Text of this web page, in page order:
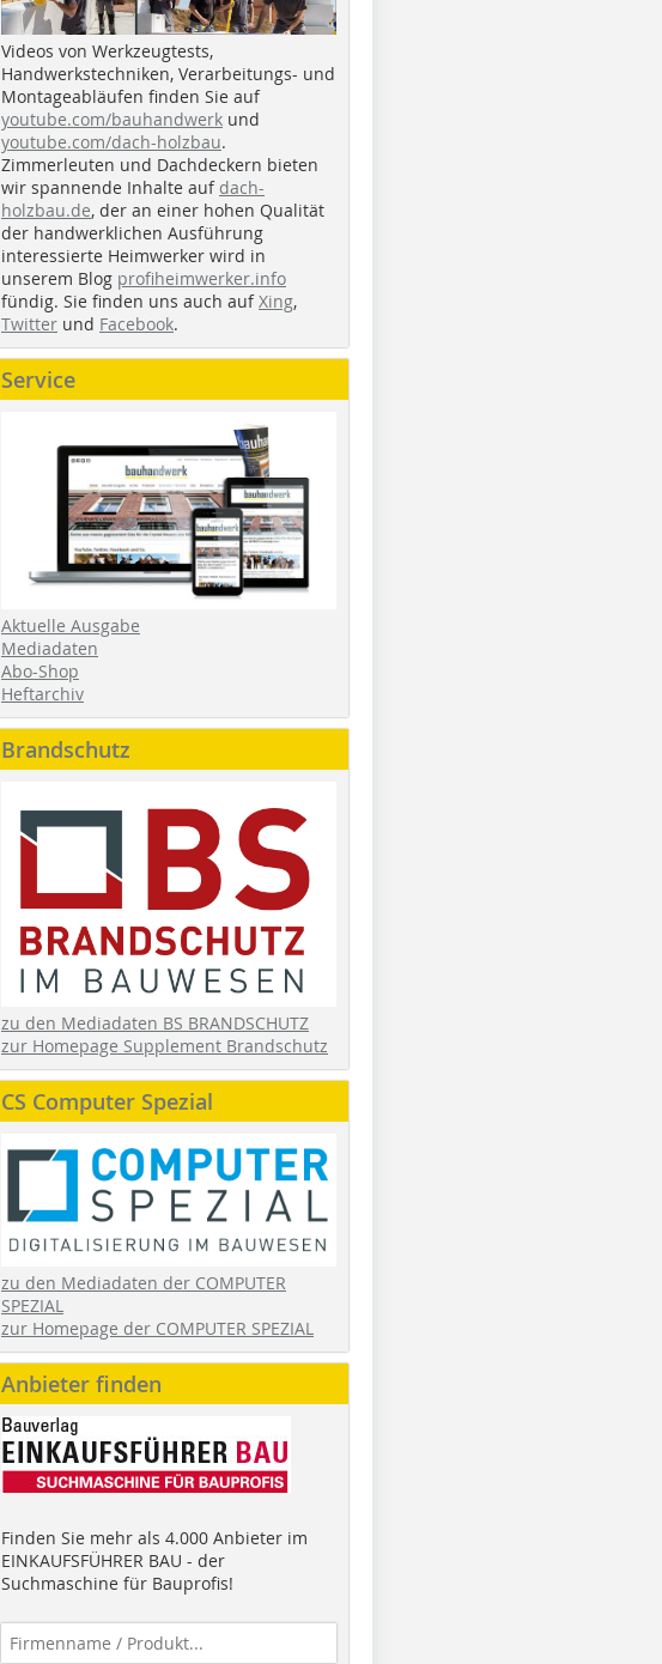
Videos von Werkzeugtests,
Handwerkstechniken, Verarbeitungs- und
Montageabläufen finden Sie auf
youtube.com/bauhandwerk und
youtube.com/dach-holzbau.
Zimmerleuten und Dachdeckern bieten
wir spannende Inhalte auf dach-
holzbau.de, der an einer hohen Qualität
der handwerklichen Ausführung
interessierte Heimwerker wird in
unserem Blog profiheimwerker.info
fündig. Sie finden uns auch aufXing,
Twitter und Facebook.
Service
Aktuelle Ausgabe
Mediadaten
Abo-Shop
Heftarchiv
Brandschutz
zu den Mediadaten BS BRANDSCHUTZ
zur Homepage Supplement Brandschutz
CS Computer Spezial
zu den Mediadaten der COMPUTER
SPEZIAL
zur Homepage der COMPUTER SPEZIAL
Anbieter finden
Finden Sie mehr als 4.000 Anbieter im
EINKAUFSFÜHRER BAU - der
Suchmaschine für Bauprofis!